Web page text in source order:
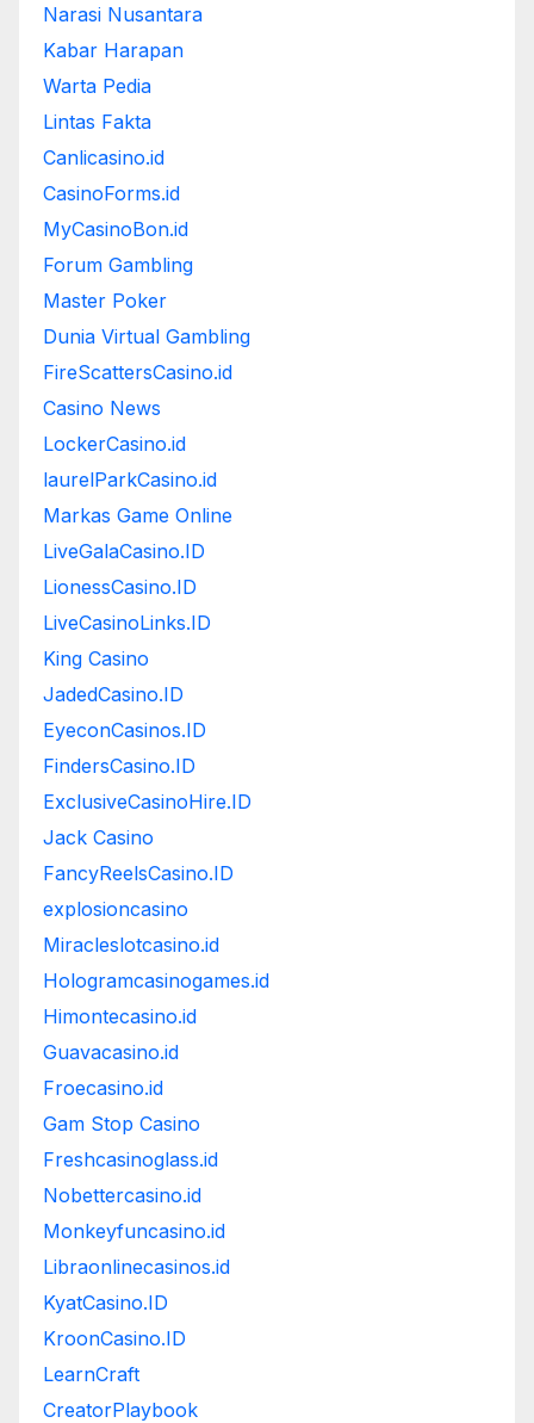
Narasi Nusantara
Kabar Harapan
Warta Pedia
Lintas Fakta
Canlicasino.id
CasinoForms.id
MyCasinoBon.id
Forum Gambling
Master Poker
Dunia Virtual Gambling
FireScattersCasino.id
Casino News
LockerCasino.id
laurelParkCasino.id
Markas Game Online
LiveGalaCasino.ID
LionessCasino.ID
LiveCasinoLinks.ID
King Casino
JadedCasino.ID
EyeconCasinos.ID
FindersCasino.ID
ExclusiveCasinoHire.ID
Jack Casino
FancyReelsCasino.ID
explosioncasino
Miracleslotcasino.id
Hologramcasinogames.id
Himontecasino.id
Guavacasino.id
Froecasino.id
Gam Stop Casino
Freshcasinoglass.id
Nobettercasino.id
Monkeyfuncasino.id
Libraonlinecasinos.id
KyatCasino.ID
KroonCasino.ID
LearnCraft
CreatorPlaybook